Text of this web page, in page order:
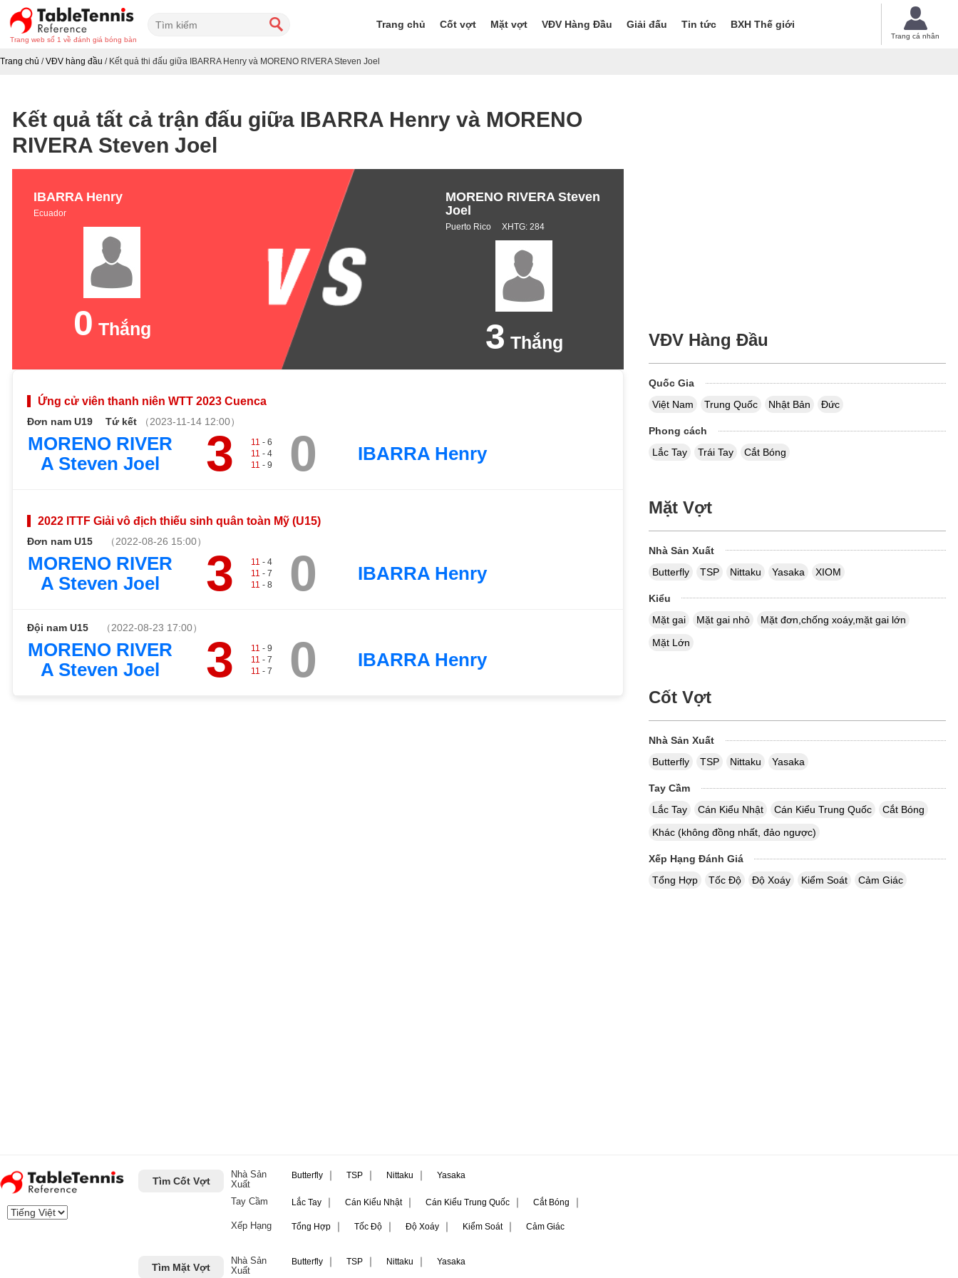
Trang web số 1 về đánh giá bóng bàn
Trang chủ Cốt vợt Mặt vợt VĐV Hàng Đầu Giải đấu Tin tức BXH Thế giới
Trang cá nhân
Trang chủ /VĐV hàng đầu / Kết quả thi đấu giữa IBARRA Henry và MORENO RIVERA Steven Joel
Kết quả tất cả trận đấu giữa IBARRA Henry và MORENO
RIVERA Steven Joel
IBARRA Henry
Ecuador
0 Thắng
MORENO RIVERA Steven
Joel
Puerto Rico XHTG: 284
3 Thắng
Ứng cử viên thanh niên WTT 2023 Cuenca
Đơn nam U19 Tứ kết （2023-11-14 12:00）
MORENO RIVER
A Steven Joel
3 11 - 6
11 - 4
11 - 9 0 IBARRA Henry
2022 ITTF Giải vô địch thiếu sinh quân toàn Mỹ (U15)
Đơn nam U15 （2022-08-26 15:00）
MORENO RIVER
A Steven Joel
3 11 - 4
11 - 7
11 - 8 0 IBARRA Henry
Đội nam U15 （2022-08-23 17:00）
MORENO RIVER
A Steven Joel
3 11 - 9
11 - 7
11 - 7 0 IBARRA Henry
VĐV Hàng Đầu
Quốc Gia
Việt Nam
Trung Quốc Nhật Bản Đức
Phong cách
Lắc Tay
Trái Tay Cắt Bóng
Mặt Vợt
Nhà Sản Xuất
Butterfly
TSP Nittaku Yasaka XIOM
Kiểu
Mặt gai
Mặt gai nhỏ
Mặt đơn,chống xoáy,mặt gai lớn
Mặt Lớn
Cốt Vợt
Nhà Sản Xuất
Butterfly
TSP Nittaku Yasaka
Tay Cầm
Lắc Tay
Cán Kiểu Nhật Cán Kiểu Trung Quốc
Cắt Bóng
Khác (không đồng nhất, đảo ngược)
Xếp Hạng Đánh Giá
Tổng Hợp
Tốc Độ Độ Xoáy Kiểm Soát Cảm Giác
Tìm Cốt Vợt
Nhà Sản
Xuất
Butterfly ｜ TSP ｜ Nittaku ｜ Yasaka
Tay Cầm Lắc Tay ｜ Cán Kiểu Nhật｜ Cán Kiểu Trung Quốc ｜ Cắt Bóng ｜
Xếp Hạng Tổng Hợp ｜ Tốc Độ ｜ Độ Xoáy ｜ Kiểm Soát｜ Cảm Giác
Tìm Mặt Vợt
Nhà Sản
Xuất
Butterfly ｜ TSP ｜ Nittaku ｜ Yasaka